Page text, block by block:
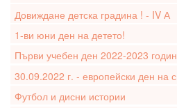
Довиждане детска градина ! - IV А
1-ви юни ден на детето!
Първи учебен ден 2022-2023
30.09.2022 г. - европейски ден на
Футбол и дисни истории